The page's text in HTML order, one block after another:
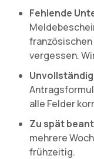
Fehlende
vergessen.
alle Felder
Zu spät
mehrere
frühzeitig.